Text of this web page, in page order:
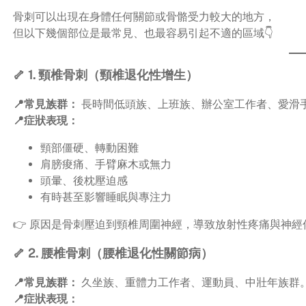
骨刺可以出現在身體任何關節或骨骼受力較大的地方，
但以下幾個部位是最常見、也最容易引起不適的區域👇
🦴 1. 頸椎骨刺（頸椎退化性增生）
📍常見族群： 長時間低頭族、上班族、辦公室工作者、愛滑
📍症狀表現：
頸部僵硬、轉動困難
肩膀痠痛、手臂麻木或無力
頭暈、後枕壓迫感
有時甚至影響睡眠與專注力
👉 原因是骨刺壓迫到頸椎周圍神經，導致放射性疼痛與神經
🦴 2. 腰椎骨刺（腰椎退化性關節病）
📍常見族群： 久坐族、重體力工作者、運動員、中壯年族群。
📍症狀表現：